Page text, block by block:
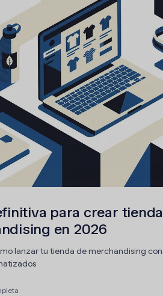
para crear
en 2026
lanzar tu tienda de merchandising con